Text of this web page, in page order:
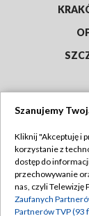
Abonament
Emisja w TVP
Szanujemy
Kliknij "Akceptuję i
korzystanie z
dostęp do
przechowywanie
nas, czyli Telewizję
Zaufanych
Partnerów TVP (93